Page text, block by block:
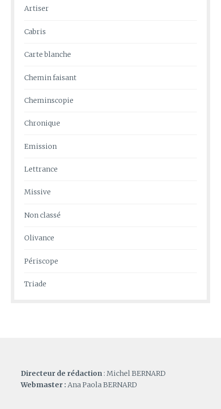
Artiser
Cabris
Carte blanche
Chemin faisant
Cheminscopie
Chronique
Emission
Lettrance
Missive
Non classé
Olivance
Périscope
Triade
Directeur de rédaction : Michel BERNARD
Webmaster : Ana Paola BERNARD